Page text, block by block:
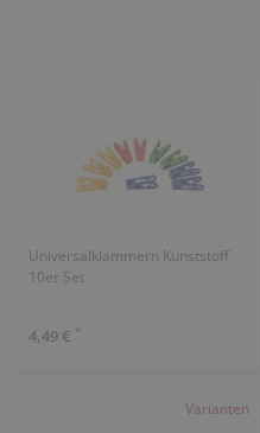
Universalklammern Kunststoff
10er Set
4,49 € *
Varianten